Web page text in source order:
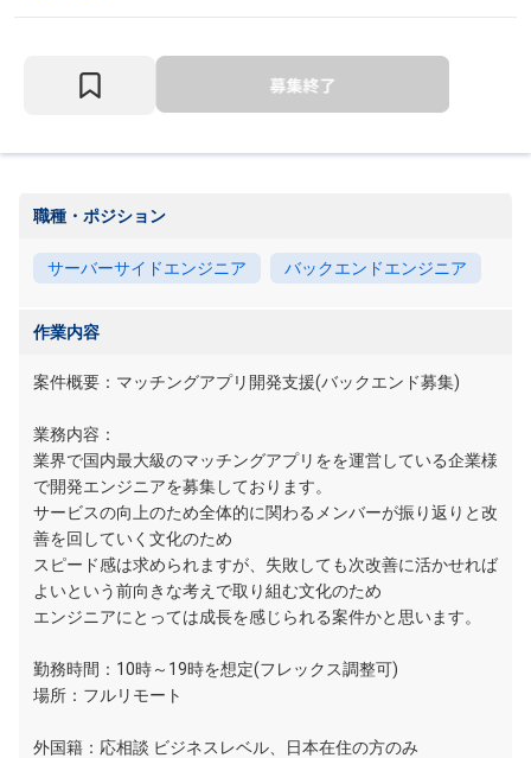
職種・ポジション
サーバーサイドエンジニア バックエンドエンジニア
作業内容
案件概要：マッチングアプリ開発支援(バックエンド募集)
業務内容：
業界で国内最大級のマッチングアプリをを運営している企業様
で開発エンジニアを募集しております。
サービスの向上のため全体的に関わるメンバーが振り返りと改
善を回していく文化のため
スピード感は求められますが、失敗しても次改善に活かせれば
よいという前向きな考えで取り組む文化のため
エンジニアにとっては成長を感じられる案件かと思います。
勤務時間：10時～19時を想定(フレックス調整可)
場所：フルリモート
外国籍：応相談 ビジネスレベル、日本在住の方のみ